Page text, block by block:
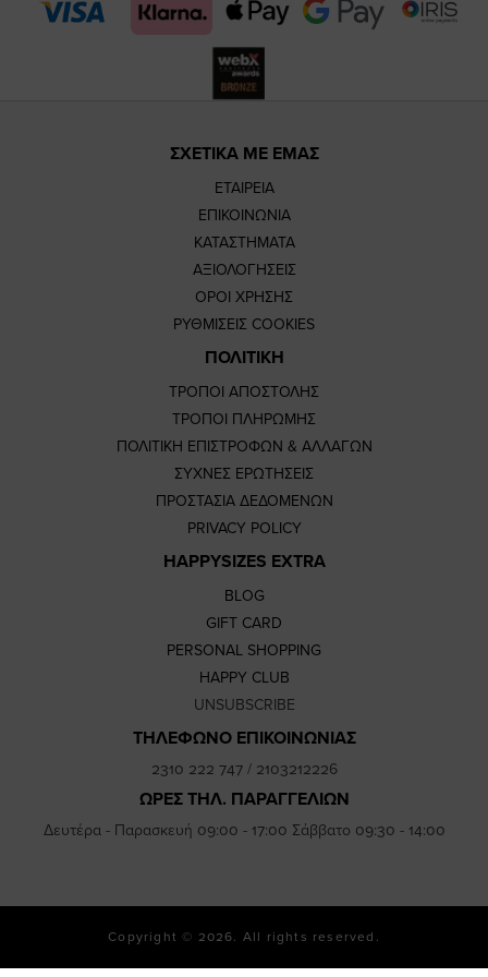
ΣΧΕΤΙΚΑ ΜΕ ΕΜΑΣ
ΕΤΑΙΡΕΙΑ
ΕΠΙΚΟΙΝΩΝΙΑ
ΚΑΤΑΣΤΗΜΑΤΑ
ΑΞΙΟΛΟΓΗΣΕΙΣ
ΟΡΟΙ ΧΡΗΣΗΣ
ΡΥΘΜΙΣΕΙΣ COOKIES
ΠΟΛΙΤΙΚΗ
ΤΡΟΠΟΙ ΑΠΟΣΤΟΛΗΣ
ΤΡΟΠΟΙ ΠΛΗΡΩΜΗΣ
ΠΟΛΙΤΙΚΗ ΕΠΙΣΤΡΟΦΩΝ & ΑΛΛΑΓΩΝ
ΣΥΧΝΕΣ ΕΡΩΤΗΣΕΙΣ
ΠΡΟΣΤΑΣΙΑ ΔΕΔΟΜΕΝΩΝ
PRIVACY POLICY
HAPPYSIZES EXTRA
BLOG
GIFT CARD
PERSONAL SHOPPING
HAPPY CLUB
UNSUBSCRIBE
ΤΗΛΕΦΩΝΟ ΕΠΙΚΟΙΝΩΝΙΑΣ
2310 222 747/ 2103212226
ΩΡΕΣ ΤΗΛ. ΠΑΡΑΓΓΕΛΙΩΝ
Δευτέρα - Παρασκευή 09:00 - 17:00 Σάββατο 09:30 - 14:00
Copyright © 2026. All rights reserved.